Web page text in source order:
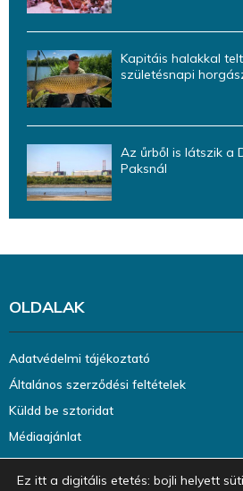
Kapitáis halakkal
születésnapi
Az űrből is látszik a
Paksnál
OLDALAK
Adatvédelmi tájékoztató
Általános szerződési feltételek
Küldd be sztoridat
Médiaajánlat
Ez itt a digitális etetés: bojli helyett